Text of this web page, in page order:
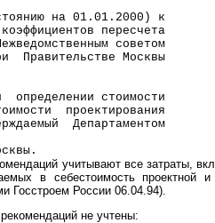
на 01.01.2000) к
пересчета
советом
Правительстве Москвы
определении стоимости
проектирования
Департаментом
учитывают все затраты,
в себестоимость проектной
Госстроем России 06.04.94).
не учтены: